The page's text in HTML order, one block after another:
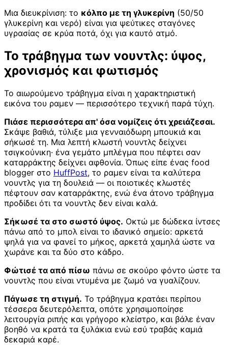
Μια διευκρίνιση: το κόλπο με τη γλυκερίνη (50/50
γλυκερίνη και νερό) είναι για ψεύτικες σταγόνες
υγρασίας σε κρύα ποτά, όχι για καυτό ατμό.
Το τράβηγμα των νουντλς: ύψος,
χρονισμός και φωτισμός
Το αιωρούμενο τράβηγμα είναι η χαρακτηριστική
εικόνα του ραμεν — περισσότερο τεχνική παρά τύχη.
Πιάσε περισσότερα απ' όσα νομίζεις ότι χρειάζεσαι.
Σκάψε βαθιά, τύλιξε μια γενναιόδωρη μπουκιά και
σήκωσέ τη. Μια λεπτή κλωστή νουντλς δείχνει
τσιγκούνικη· ένα γεμάτο μπλέγμα που πέφτει σαν
καταρράκτης δείχνει αφθονία. Όπως είπε ένας food
blogger στο HuffPost, το ραμεν είναι τα καλύτερα
νουντλς για τη δουλειά — οι ποιοτικές κλωστές
πέφτουν σαν καταρράκτης, ενώ ένα άτονο τράβηγμα
προδίδει ότι τα νουντλς δεν είναι καλά.
Σήκωσέ τα στο σωστό ύψος. Οκτώ με δώδεκα ίντσες
πάνω από το μπολ είναι το ιδανικό σημείο: αρκετά
ψηλά για να φανεί το μήκος, αρκετά χαμηλά ώστε να
χωράνε και τα δύο στο κάδρο.
Φώτισέ τα από πίσω πάνω σε σκούρο φόντο ώστε τα
νουντλς που είναι ντυμένα με ζωμό να γυαλίζουν.
Πάγωσε τη στιγμή. Το τράβηγμα κρατάει περίπου
τέσσερα δευτερόλεπτα, οπότε χρησιμοποίησε
λειτουργία ριπής και γρήγορο κλείστρο, και βάλε έναν
βοηθό να κρατά τα ξυλάκια ενώ εσύ τραβάς καμιά
δεκαριά καρέ.